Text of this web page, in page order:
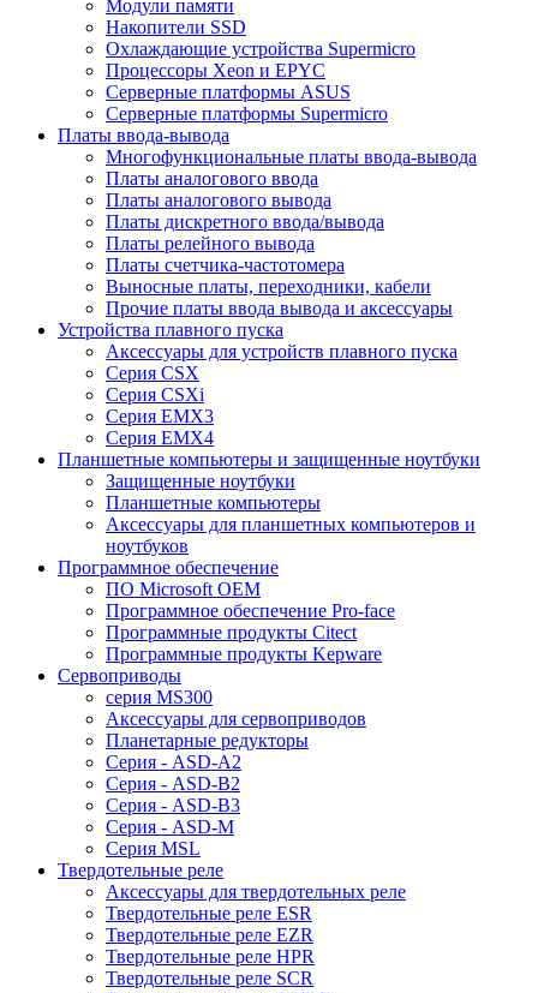
Модули памяти
Накопители SSD
Охлаждающие устройства Supermicro
Процессоры Xeon и EPYC
Серверные платформы ASUS
Серверные платформы Supermicro
Платы ввода-вывода
Многофункциональные платы ввода-вывода
Платы аналогового ввода
Платы аналогового вывода
Платы дискретного ввода/вывода
Платы релейного вывода
Платы счетчика-частотомера
Выносные платы, переходники, кабели
Прочие платы ввода вывода и аксессуары
Устройства плавного пуска
Аксессуары для устройств плавного пуска
Серия CSX
Серия CSXi
Серия EMX3
Серия EMX4
Планшетные компьютеры и защищенные ноутбуки
Защищенные ноутбуки
Планшетные компьютеры
Аксессуары для планшетных компьютеров и
ноутбуков
Программное обеспечение
ПО Microsoft OEM
Программное обеспечение Pro-face
Программные продукты Citect
Программные продукты Kepware
Сервоприводы
серия MS300
Аксессуары для сервоприводов
Планетарные редукторы
Серия - ASD-A2
Серия - ASD-B2
Серия - ASD-B3
Серия - ASD-M
Серия MSL
Твердотельные реле
Аксессуары для твердотельных реле
Твердотельные реле ESR
Твердотельные реле EZR
Твердотельные реле HPR
Твердотельные реле SCR